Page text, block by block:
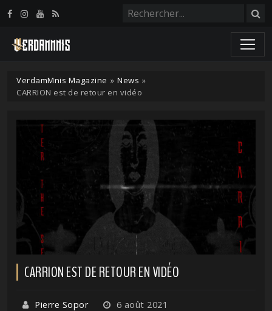
VerdamMnis Magazine » News »
CARRION est de retour en vidéo
CARRION EST DE RETOUR EN VIDÉO
Pierre Sopor 6 août 2021
Panneau de gestion des cookies